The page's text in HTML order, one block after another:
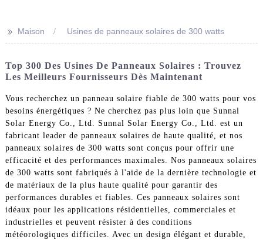
>> Maison Usines de panneaux solaires de 300 watts
Top 300 Des Usines De Panneaux Solaires : Trouvez
Les Meilleurs Fournisseurs Dès Maintenant
Vous recherchez un panneau solaire fiable de 300 watts pour vos
besoins énergétiques ? Ne cherchez pas plus loin que Sunnal
Solar Energy Co., Ltd. Sunnal Solar Energy Co., Ltd. est un
fabricant leader de panneaux solaires de haute qualité, et nos
panneaux solaires de 300 watts sont conçus pour offrir une
efficacité et des performances maximales. Nos panneaux solaires
de 300 watts sont fabriqués à l'aide de la dernière technologie et
de matériaux de la plus haute qualité pour garantir des
performances durables et fiables. Ces panneaux solaires sont
idéaux pour les applications résidentielles, commerciales et
industrielles et peuvent résister à des conditions
météorologiques difficiles. Avec un design élégant et durable,